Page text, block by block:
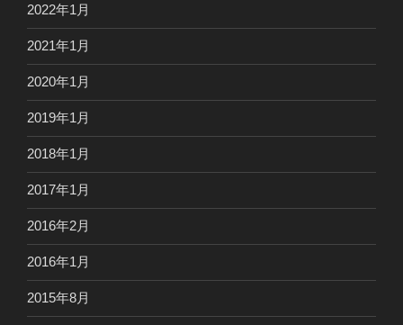
2022年1月
2021年1月
2020年1月
2019年1月
2018年1月
2017年1月
2016年2月
2016年1月
2015年8月